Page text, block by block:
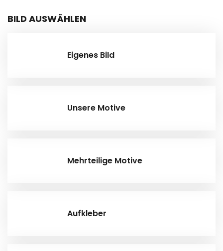
BILD AUSWÄHLEN
Eigenes Bild
Unsere Motive
Mehrteilige Motive
Aufkleber